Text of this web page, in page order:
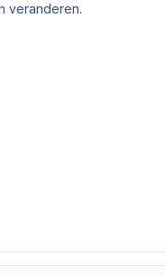
veranderen.